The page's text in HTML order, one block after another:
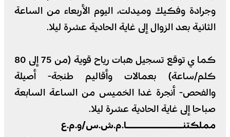
وجرادة وفكيك وميدلت، اليوم الأربعاء من الساعة
الثانية بعد الزوال إلى غاية الحادية عشرة ليلا.
كما ي توقع تسجيل هبات رياح قوية (من 75 إلى 80
كلم/ساعة) بعمالات وأقاليم طنجة- أصيلة
والفحص- أنجرة غدا الخميس من الساعة السابعة
صباحا إلى غاية الحادية عشرة ليلا.
مملكتنـــــــــــا.م.ش.س/و.م.ع